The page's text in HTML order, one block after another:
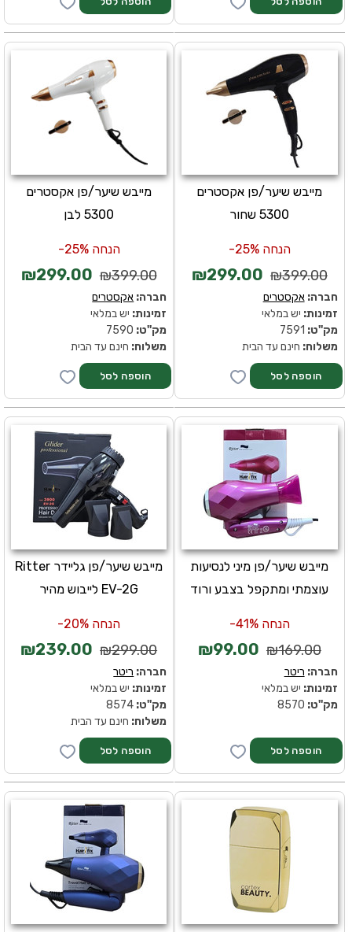
מייבש שיער/פן אקסטרים
5300 לבן
הנחה 25%-
₪399.00
₪299.00
חברה: אקסטרים
זמינות: יש במלאי
מק''ט:
משלוח: חינם עד הבית
מייבש שיער/פן אקסטרים
5300 שחור
הנחה 25%-
₪399.00
₪299.00
חברה:אקסטרים
זמינות: יש במלאי
מק''ט:
משלוח: חינם עד הבית
מייבש שיער/פן גליידר Ritter
EV-2G לייבוש מהיר
הנחה 20%-
₪299.00
₪239.00
חברה: ריטר
זמינות: יש במלאי
מק''ט:
משלוח: חינם עד הבית
מייבש שיער/פן מיני לנסיעות
עוצמתי ומתקפל בצבע ורוד
הנחה 41%-
₪169.00
₪99.00
חברה: ריטר
זמינות: יש במלאי
מק''ט: